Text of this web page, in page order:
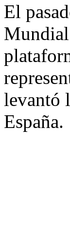
El
levantó
España.